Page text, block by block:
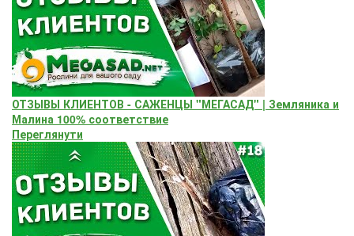
ОТЗЫВЫ КЛИЕНТОВ - САЖЕНЦЫ "МЕГАСАД" | Земляника и
Малина 100% соответствие
Переглянути